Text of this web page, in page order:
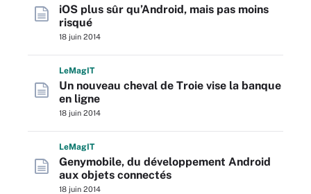
iOS plus sûr qu’Android, mais pas moins
risqué
18 juin 2014
LeMagIT
Un nouveau cheval de Troie vise la banque
en ligne
18 juin 2014
LeMagIT
Genymobile, du développement Android
aux objets connectés
18 juin 2014